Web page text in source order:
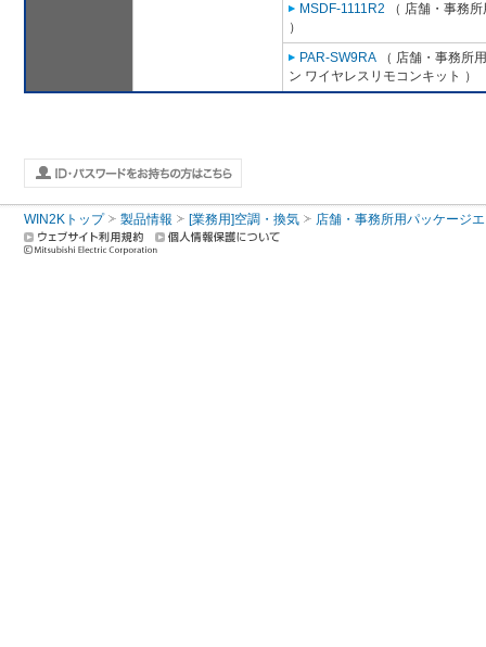
MSDF-1111R2 （ 店舗・事務
）
PAR-SW9RA （ 店舗・事務所
ン ワイヤレスリモコンキット ）
WIN2Kトップ 製品情報 [業務用]空調・換気 店舗・事務所用パッケージ